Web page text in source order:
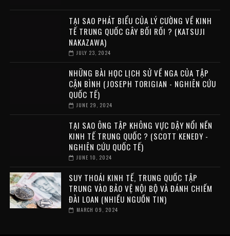
TẠI SAO PHÁT BIỂU CỦA LÝ CƯỜNG VỀ KINH
TẾ TRUNG QUỐC GÂY BỐI RỐI ? (KATSUJI
NAKAZAWA)
JULY 23, 2024
NHỮNG BÀI HỌC LỊCH SỬ VỀ NGA CỦA TẬP
CẬN BÌNH (JOSEPH TORIGIAN - NGHIÊN CỨU
QUỐC TẾ)
JUNE 29, 2024
TẠI SAO ÔNG TẬP KHÔNG VỰC DẬY NỔI NỀN
KINH TẾ TRUNG QUỐC ? (SCOTT KENEDY -
NGHIÊN CỨU QUỐC TẾ)
JUNE 10, 2024
SUY THOÁI KINH TẾ, TRUNG QUỐC TẬP
TRUNG VÀO BẢO VỆ NỘI BỘ VÀ ĐÁNH CHIẾM
ĐÀI LOAN (NHIỀU NGUỒN TIN)
MARCH 09, 2024